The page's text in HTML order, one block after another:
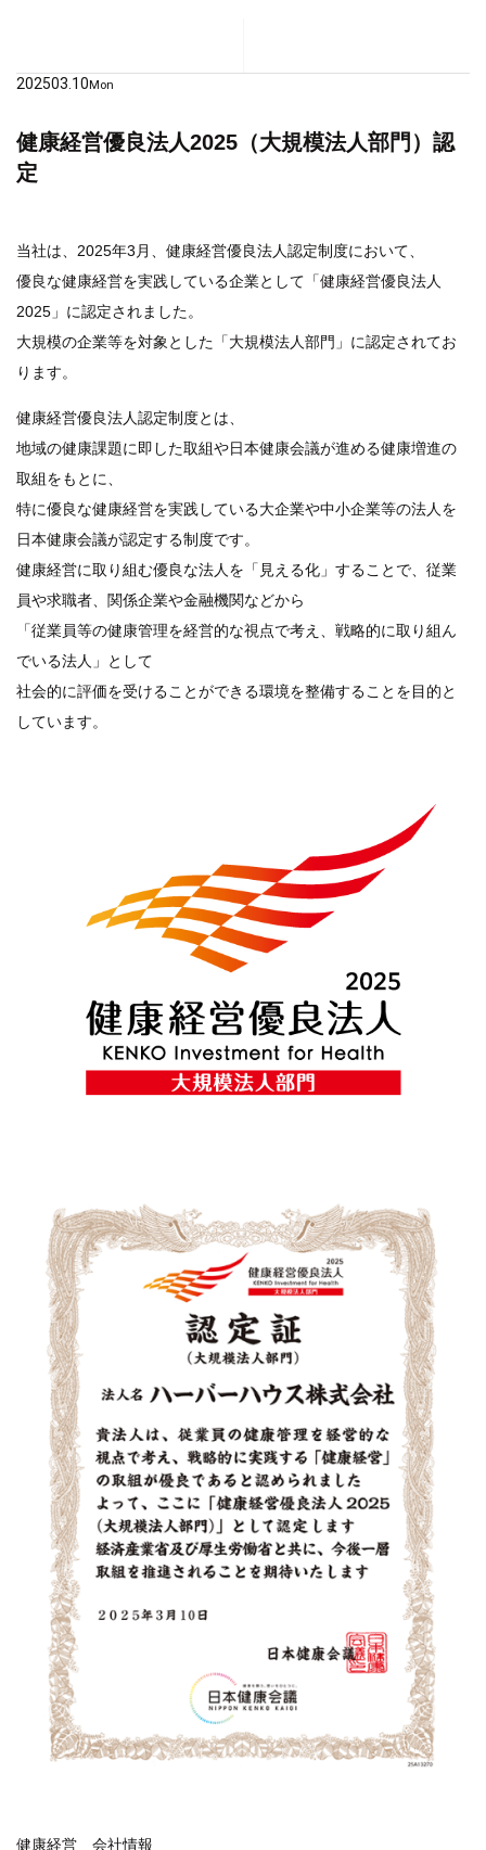
202503.10 Mon
健康経営優良法人2025（大規模法人部門）認
定
当社は、2025年3月、健康経営優良法人認定制度において、
優良な健康経営を実践している企業として「健康経営優良法人
2025」に認定されました。
大規模の企業等を対象とした「大規模法人部門」に認定されてお
ります。
健康経営優良法人認定制度とは、
地域の健康課題に即した取組や日本健康会議が進める健康増進の
取組をもとに、
特に優良な健康経営を実践している大企業や中小企業等の法人を
日本健康会議が認定する制度です。
健康経営に取り組む優良な法人を「見える化」することで、従業
員や求職者、関係企業や金融機関などから
「従業員等の健康管理を経営的な視点で考え、戦略的に取り組ん
でいる法人」として
社会的に評価を受けることができる環境を整備することを目的と
しています。
健康経営 会社情報